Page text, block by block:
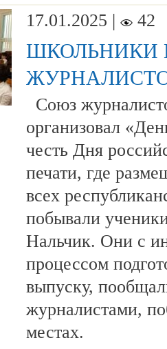
17.01.2025 |
42
ШКОЛЬНИКИ
Союз
организовал
честь Дня
печати, где
всех
побывали
Нальчик. Они с
процессом
выпуску,
журналистами,
местах.